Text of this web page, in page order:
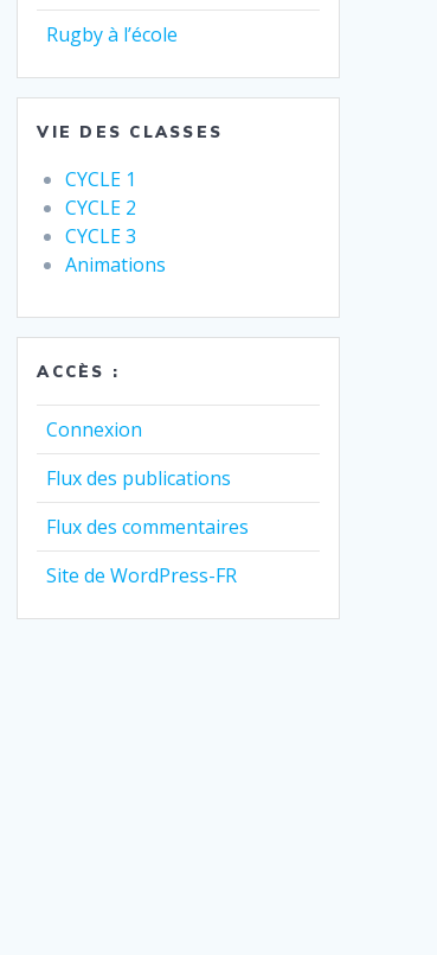
Rugby à l’école
VIE DES CLASSES
CYCLE 1
CYCLE 2
CYCLE 3
Animations
ACCÈS :
Connexion
Flux des publications
Flux des commentaires
Site de WordPress-FR